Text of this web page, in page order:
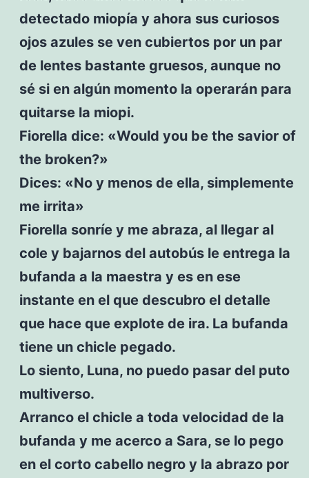
detectado miopía y ahora sus curiosos
ojos azules se ven cubiertos por un par
de lentes bastante gruesos, aunque no
sé si en algún momento la operarán para
quitarse la miopi.
Fiorella dice: «Would you be the savior of
the broken?»
Dices: «No y menos de ella, simplemente
me irrita»
Fiorella sonríe y me abraza, al llegar al
cole y bajarnos del autobús le entrega la
bufanda a la maestra y es en ese
instante en el que descubro el detalle
que hace que explote de ira. La bufanda
tiene un chicle pegado.
Lo siento, Luna, no puedo pasar del puto
multiverso.
Arranco el chicle a toda velocidad de la
bufanda y me acerco a Sara, se lo pego
en el corto cabello negro y la abrazo por